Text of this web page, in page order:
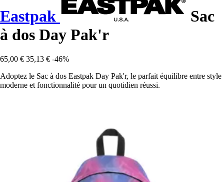
Eastpak
Sac
à dos Day Pak'r
65,00 € 35,13 € -46%
Adoptez le Sac à dos Eastpak Day Pak'r, le parfait équilibre entre style
moderne et fonctionnalité pour un quotidien réussi.